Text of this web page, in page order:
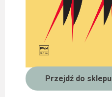
Przejdź do sklepu